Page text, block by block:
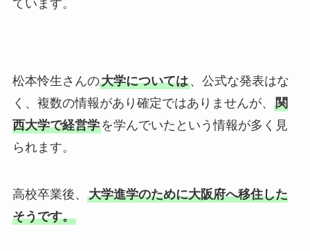
ています。
松本怜生さんの大学については、公式な発表はな
く、複数の情報があり確定ではありませんが、 関
西大学で経営学を学んでいたという情報が多く見
られます。
高校卒業後、 大学進学のために大阪府へ移住した
そうです。